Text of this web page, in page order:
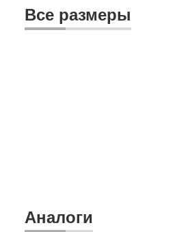
Все размеры
Аналоги